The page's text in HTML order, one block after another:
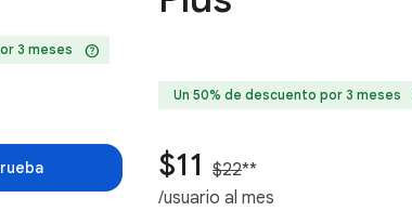
3 meses help
Un 50% de descuento por 3 meses
$11 $22**
/usuario al mes